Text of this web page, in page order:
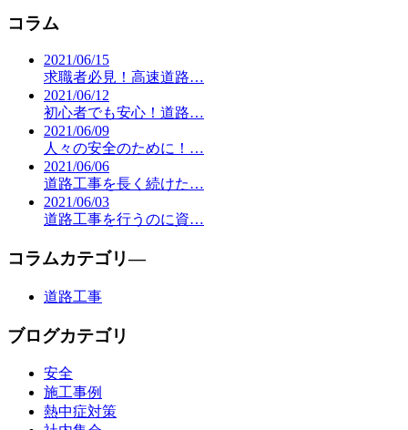
コラム
2021/06/15
求職者必見！高速道路…
2021/06/12
初心者でも安心！道路…
2021/06/09
人々の安全のために！…
2021/06/06
道路工事を長く続けた…
2021/06/03
道路工事を行うのに資…
コラムカテゴリ―
道路工事
ブログカテゴリ
安全
施工事例
熱中症対策